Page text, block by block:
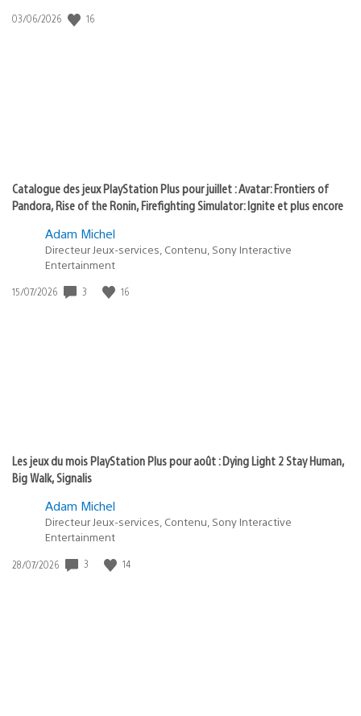
:
Date
03/06/2026 16
Catalogue des jeux PlayStation Plus pour juillet : Avatar: Frontiers of
Pandora, Rise of the Ronin, Firefighting Simulator: Ignite et plus encore
Adam Michel
Directeur Jeux-services, Contenu, Sony Interactive
Entertainment
Date
15/07/2026 3 16
Les jeux du mois PlayStation Plus pour août : Dying Light 2 Stay Human,
Big Walk, Signalis
Adam Michel
Directeur Jeux-services, Contenu, Sony Interactive
Entertainment
Date
28/07/2026 3 14